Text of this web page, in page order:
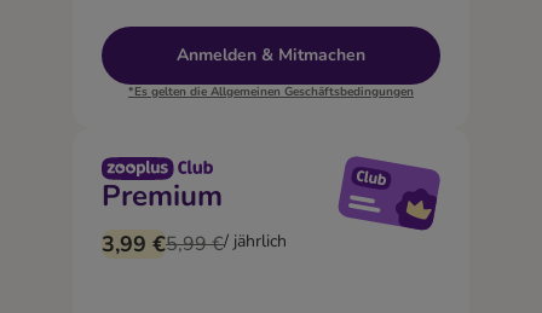
Anmelden & Mitmachen
*Es gelten die Allgemeinen Geschäftsbedingungen
Premium
5,99 €
3,99 € / jährlich